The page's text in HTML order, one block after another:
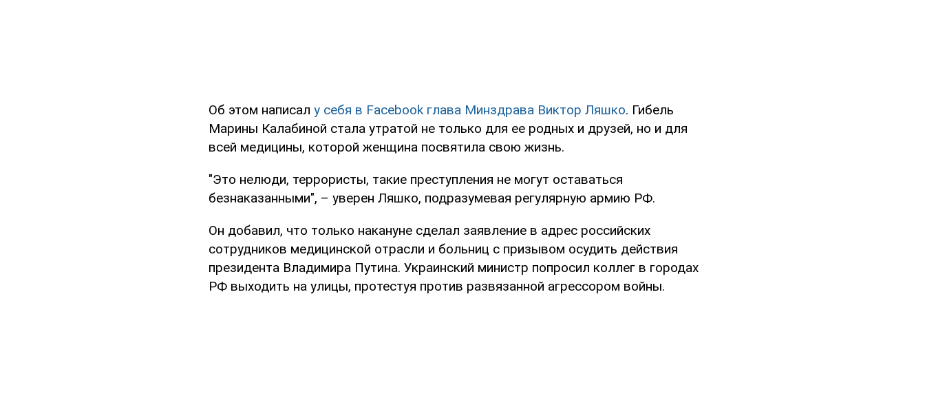
Об этом написал у себя в Facebook глава Минздрава Виктор Ляшко. Гибель
Марины Калабиной стала утратой не только для ее родных и друзей, но и для
всей медицины, которой женщина посвятила свою жизнь.
"Это нелюди, террористы, такие преступления не могут оставаться
безнаказанными", – уверен Ляшко, подразумевая регулярную армию РФ.
Он добавил, что только накануне сделал заявление в адрес российских
сотрудников медицинской отрасли и больниц с призывом осудить действия
президента Владимира Путина. Украинский министр попросил коллег в городах
РФ выходить на улицы, протестуя против развязанной агрессором войны.